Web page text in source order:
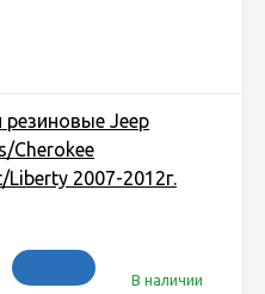
резиновые Jeep
Cherokee
2007-2012г.
В наличии